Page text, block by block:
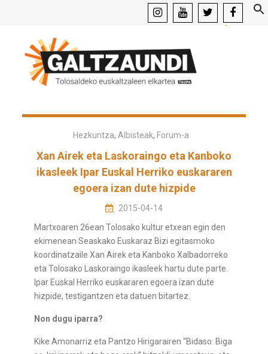
facebook
Hezkuntza, Albisteak, Forum-a
Xan Airek eta Laskoraingo eta Kanboko
ikasleek Ipar Euskal Herriko euskararen
egoera izan dute hizpide
2015-04-14
Martxoaren 26ean Tolosako kultur etxean egin den
ekimenean Seaskako Euskaraz Bizi egitasmoko
koordinatzaile Xan Airek eta Kanboko Xalbadorreko
eta Tolosako Laskoraingo ikasleek hartu dute parte.
Ipar Euskal Herriko euskararen egoera izan dute
hizpide, testigantzen eta datuen bitartez.
Non dugu iparra?
Kike Amonarriz eta Pantzo Hirigarairen “Bidaso: Biga